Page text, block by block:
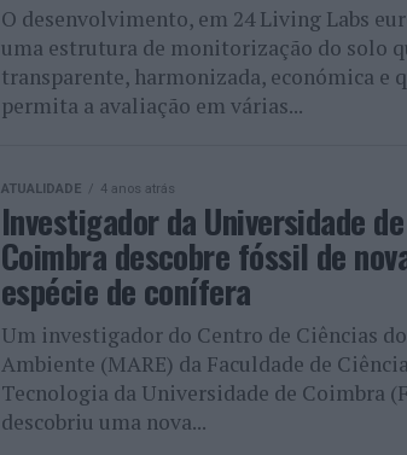
O desenvolvimento, em 24 Living Labs
uma estrutura de monitorização do solo
transparente, harmonizada, económica e
permita a avaliação em várias...
ATUALIDADE 4 anos atrás
Investigador da Universidade de
Coimbra descobre fóssil de
espécie de conífera
Um investigador do Centro de Ciências
Ambiente (MARE) da Faculdade de
Tecnologia da Universidade de Coimbra
descobriu uma nova...